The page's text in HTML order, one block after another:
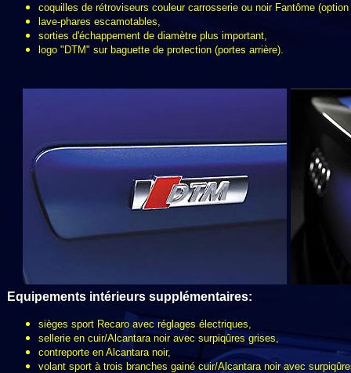
coquilles de rétroviseurs couleur carrosserie ou noir Fantôme
lave-phares escamotables,
sorties d'échappement de diamètre plus important,
logo "DTM" sur baguette de protection (portes arrière).
Equipements intérieurs supplémentaires:
sièges sport Recaro avec réglages électriques,
sellerie en cuir/Alcantara noir avec surpiqûres grises,
contreporte en Alcantara noir,
volant sport à trois branches gainé cuir/Alcantara noir avec